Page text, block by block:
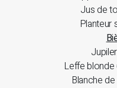
Jus de
Planteur
Leffe blonde
Blanche